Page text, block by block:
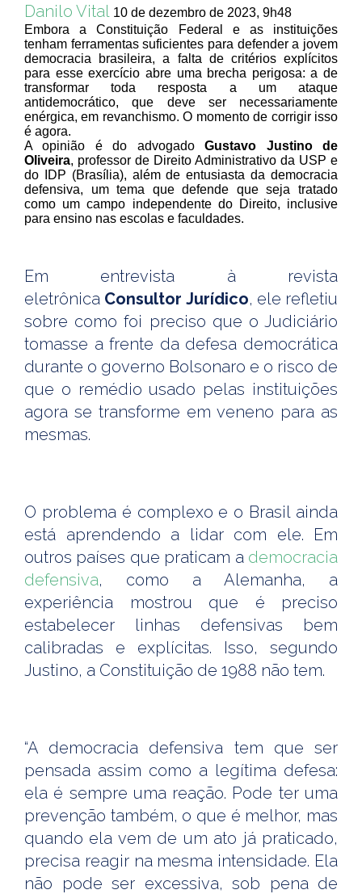
Danilo Vital 10 de dezembro de 2023, 9h48
Embora a Constituição Federal e as instituições
tenham ferramentas suficientes para defender a jovem
democracia brasileira, a falta de critérios explícitos
para esse exercício abre uma brecha perigosa: a de
transformar toda resposta a um ataque
antidemocrático, que deve ser necessariamente
enérgica, em revanchismo. O momento de corrigir isso
é agora.
A opinião é do advogadoGustavo Justino de
Oliveira, professor de Direito Administrativo da USP e
do IDP (Brasília), além de entusiasta da democracia
defensiva, um tema que defende que seja tratado
como um campo independente do Direito, inclusive
para ensino nas escolas e faculdades.
Em entrevista à revista
eletrônica Consultor Jurídico, ele refletiu
sobre como foi preciso que o Judiciário
tomasse a frente da defesa democrática
durante o governo Bolsonaro e o risco de
que o remédio usado pelas instituições
agora se transforme em veneno para as
mesmas.
O problema é complexo e o Brasil ainda
está aprendendo a lidar com ele. Em
outros países que praticam a democracia
defensiva, como a Alemanha, a
experiência mostrou que é preciso
estabelecer linhas defensivas bem
calibradas e explícitas. Isso, segundo
Justino, a Constituição de 1988 não tem.
“A democracia defensiva tem que ser
pensada assim como a legítima defesa:
ela é sempre uma reação. Pode ter uma
prevenção também, o que é melhor, mas
quando ela vem de um ato já praticado,
precisa reagir na mesma intensidade. Ela
não pode ser excessiva, sob pena de